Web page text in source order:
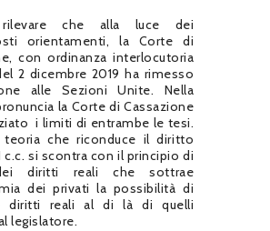
rilevare che alla luce dei
orientamenti, la Corte di
con ordinanza interlocutoria
2 dicembre 2019 ha rimesso
alle Sezioni Unite. Nella
la Corte di Cassazione
i limiti di entrambe le tesi.
teoria che riconduce il diritto
c.c. si scontra con il principio di
diritti reali che sottrae
dei privati la possibilità di
diritti reali al di là di quelli
legislatore.